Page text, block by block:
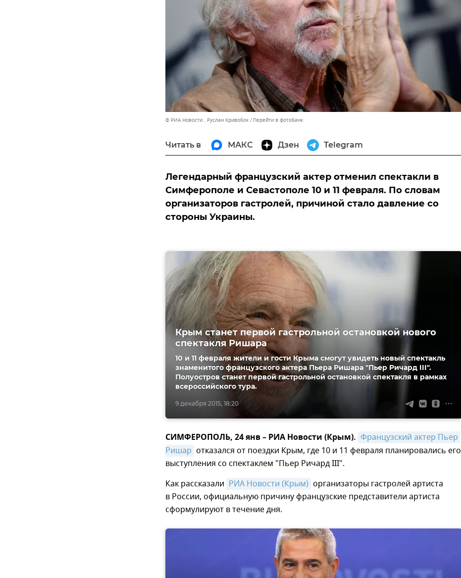
© РИА Новости . Руслан Кривобок Перейти в фотобанк
Читать в МАКС Дзен Telegram
Легендарный французский актер отменил спектакли в
Симферополе и Севастополе 10 и 11 февраля. По словам
организаторов гастролей, причиной стало давление со
стороны Украины.
9 декабря 2015, 18:20
Крым станет первой гастрольной остановкой нового
спектакля Ришара
10 и 11 февраля жители и гости Крыма смогут увидеть новый спектакль
знаменитого французского актера Пьера Ришара "Пьер Ричард III".
Полуостров станет первой гастрольной остановкой спектакля в рамках
всероссийского тура.
СИМФЕРОПОЛЬ, 24 янв – РИА Новости (Крым). Французский актер Пьер
Ришар отказался от поездки Крым, где 10 и 11 февраля планировались его
выступления со спектаклем "Пьер Ричард III".
Как рассказали РИА Новости (Крым) организаторы гастролей артиста
в России, официальную причину французские представители артиста
сформулируют в течение дня.